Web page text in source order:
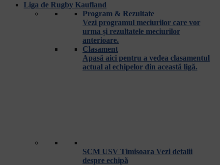
Liga de Rugby Kaufland
Program & Rezultate
Vezi programul meciurilor care vor
urma și rezultatele meciurilor
anterioare.
Clasament
Apasă aici pentru a vedea clasamentul
actual al echipelor din această ligă.
SCM USV Timisoara Vezi detalii
despre echipă